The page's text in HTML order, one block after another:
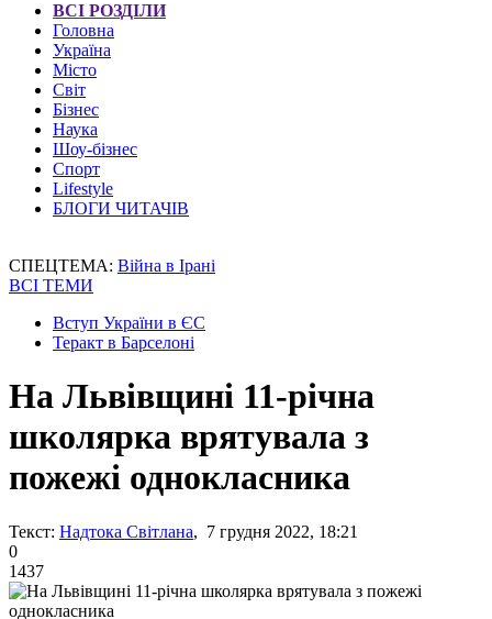
ВСІ РОЗДІЛИ
Головна
Україна
Місто
Світ
Бізнес
Наука
Шоу-бізнес
Спорт
Lifestyle
БЛОГИ ЧИТАЧІВ
СПЕЦТЕМА: Війна в Ірані
ВСІ ТЕМИ
Вступ України в ЄС
Теракт в Барселоні
На Львівщині 11-річна
школярка врятувала з
пожежі однокласника
Текст: Надтока Світлана, 7 грудня 2022, 18:21
0
1437